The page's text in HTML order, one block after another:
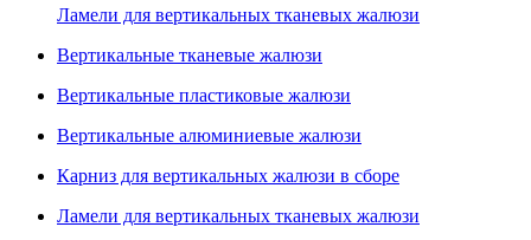
Ламели для вертикальных тканевых жалюзи
Вертикальные тканевые жалюзи
Вертикальные пластиковые жалюзи
Вертикальные алюминиевые жалюзи
Карниз для вертикальных жалюзи в сборе
Ламели для вертикальных тканевых жалюзи